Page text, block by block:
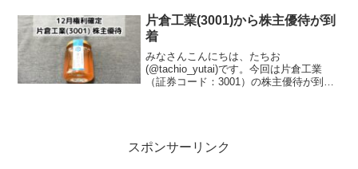
日本の...
片倉工業(3001)から株主優待が到
着
みなさんこんにちは、たちお
(@tachio_yutai)です。今回は片倉工業
（証券コード：3001）の株主優待が到着
スポンサーリンク